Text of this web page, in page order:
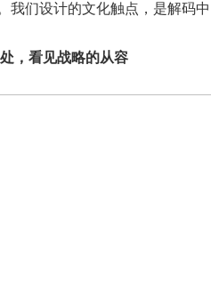
我们设计的文化触点，是解码
，看见战略的从容